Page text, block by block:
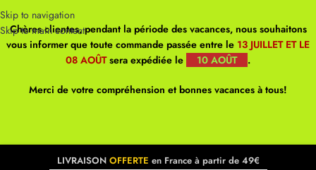
Skip to navigation
Skip to main content
Chères clientes, pendant la période des vacances, nous souhaitons
vous informer que toute commande passée entre le 13 JUILLET ET LE
08 AOÛTsera expédiée le 10 AOÛT .
Merci de votre compréhension et bonnes vacances à tous!
LIVRAISON OFFERTE en France à partir de 49€